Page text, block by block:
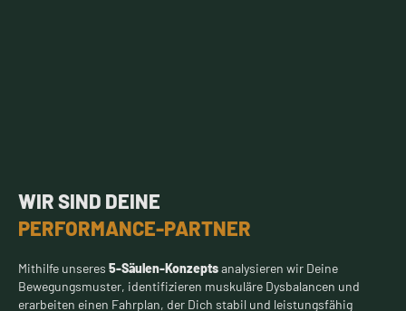
WIR SIND DEINE
PERFORMANCE-PARTNER
Mithilfe unseres 5-Säulen-Konzeptsanalysieren wir Deine
Bewegungsmuster, identifizieren muskuläre Dysbalancen und
erarbeiten einen Fahrplan, der Dich stabil und leistungsfähig